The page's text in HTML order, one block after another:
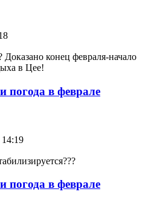
Доказано конец февраля-начало
в Цее!
погода в феврале
погода в феврале